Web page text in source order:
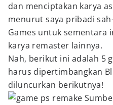
dan menciptakan karya
menurut saya pribadi
Games untuk sementara
karya remaster lainnya.
Nah, berikut ini adalah 5
harus dipertimbangkan
diluncurkan berikutnya!